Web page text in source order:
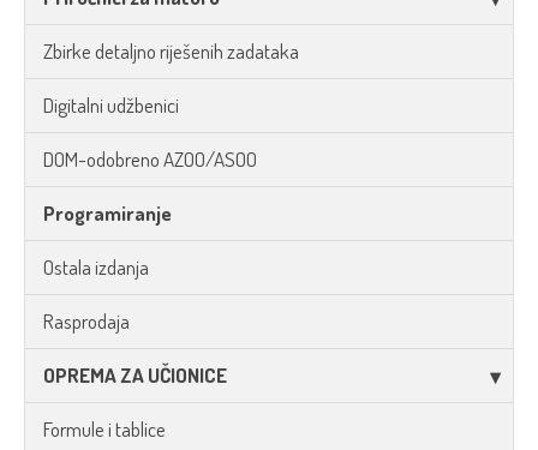
Zbirke detaljno riješenih zadataka
Digitalni udžbenici
DOM-odobreno AZOO/ASOO
Programiranje
Ostala izdanja
Rasprodaja
OPREMA ZA UČIONICE
Formule i tablice